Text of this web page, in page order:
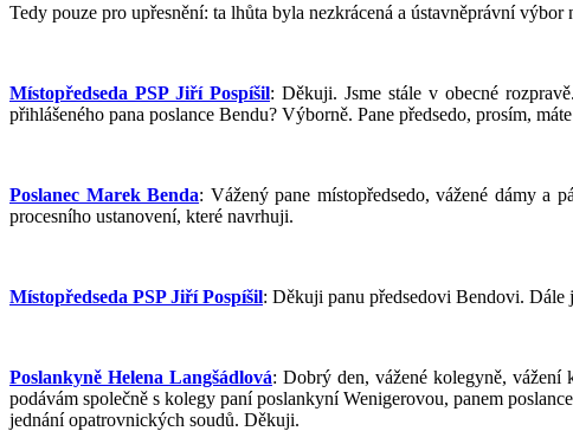
Tedy pouze pro upřesnění: ta lhůta byla nezkrácená a ústavněprávní výbor
Místopředseda PSP Jiří Pospíšil: Děkuji. Jsme stále v obecné
přihlášeného pana poslance Bendu? Výborně. Pane předsedo, prosím,
Poslanec Marek Benda: Vážený pane místopředsedo, vážené dámy a
procesního ustanovení, které navrhuji.
Místopředseda PSP Jiří Pospíšil: Děkuji panu předsedovi Bendovi. Dále
Poslankyně Helena Langšádlová: Dobrý den, vážené kolegyně,
podávám společně s kolegy paní poslankyní Wenigerovou, panem
jednání opatrovnických soudů. Děkuji.